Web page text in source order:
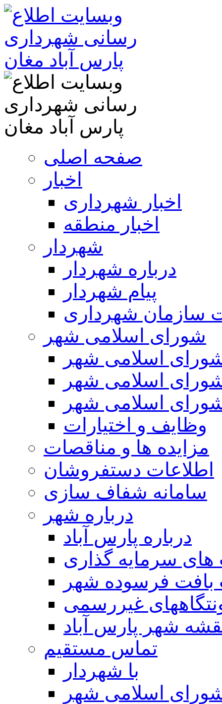
صفحه اصلی
اخبار
اخبار شهرداری
اخبار منطقه
شهردار
درباره شهردار
پیام شهردار
سازمان شهرداری
شورای اسلامی شهر
اسلامی شهر
اسلامی شهر
اسلامی شهر
وظایف و اختیارات
مزایده ها و مناقصات
اطلاعات دستفروشان
سامانه شفاف سازی
درباره شهر
درباره پارس آباد
سرمایه گذاری
بافت فرسوده شهر
غیررسمی
شهر پارس آباد
تماس مستقیم
با شهردار
اسلامی شهر